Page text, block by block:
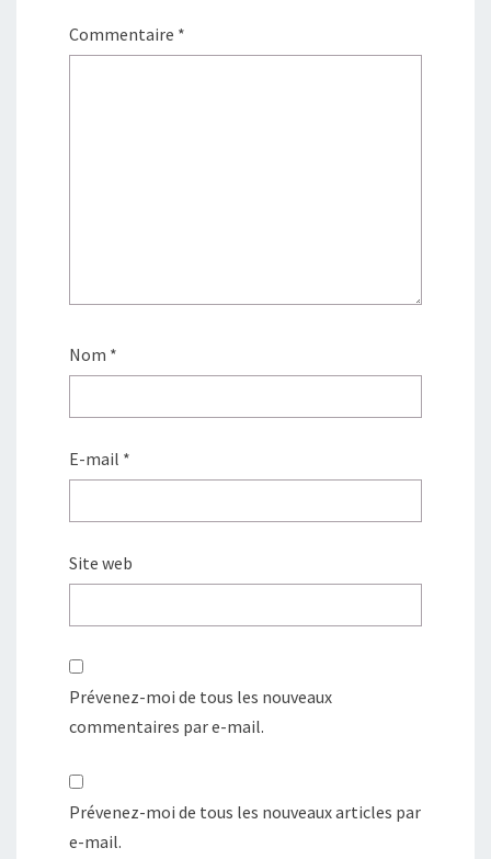
Commentaire *
Nom *
E-mail *
Site web
Prévenez-moi de tous les nouveaux
commentaires par e-mail.
Prévenez-moi de tous les nouveaux articles par
e-mail.